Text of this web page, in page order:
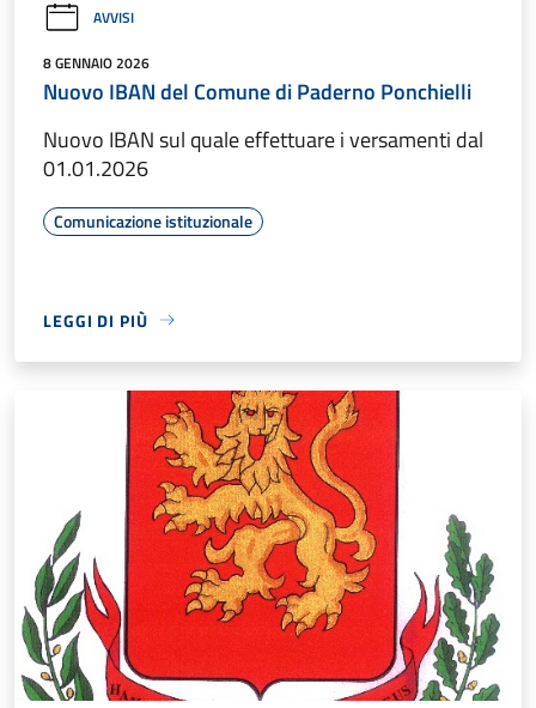
AVVISI
8 GENNAIO 2026
Nuovo IBAN del Comune di Paderno Ponchielli
Nuovo IBAN sul quale effettuare i versamenti dal
01.01.2026
Comunicazione istituzionale
LEGGI DI PIÙ